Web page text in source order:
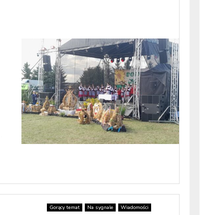
Gorący temat Na sygnale Wiadomości